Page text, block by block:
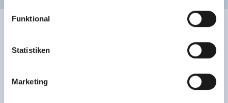
Rohr 23// A-6280 Zell am Ziller
www.zillertalarena.com
Funktional
Statistiken
Marketing